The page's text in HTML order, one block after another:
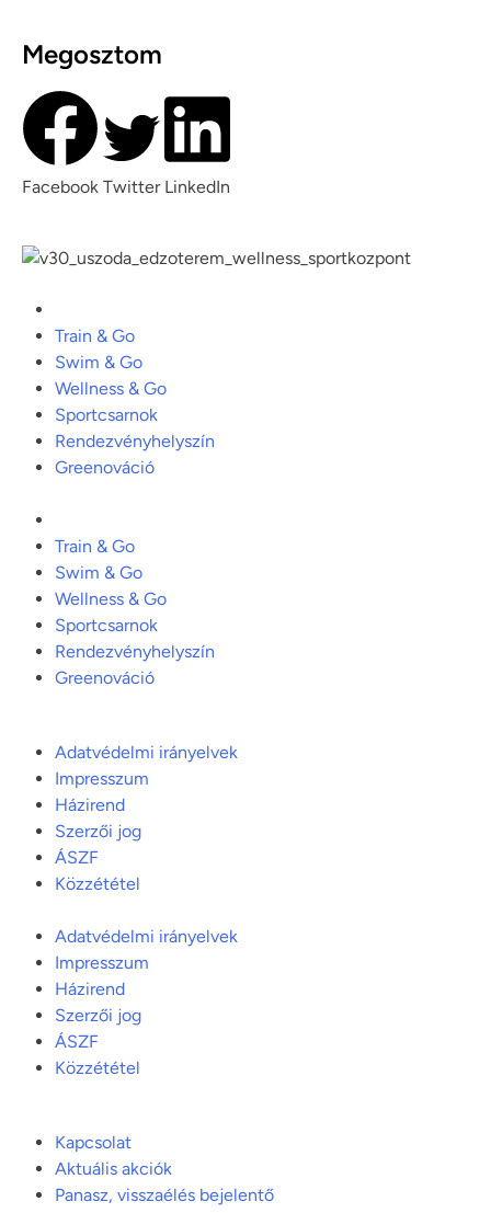
Megosztom
Facebook Twitter LinkedIn
Train & Go
Swim & Go
Wellness & Go
Sportcsarnok
Rendezvényhelyszín
Greenováció
Train & Go
Swim & Go
Wellness & Go
Sportcsarnok
Rendezvényhelyszín
Greenováció
Adatvédelmi irányelvek
Impresszum
Házirend
Szerzői jog
ÁSZF
Közzététel
Adatvédelmi irányelvek
Impresszum
Házirend
Szerzői jog
ÁSZF
Közzététel
Kapcsolat
Aktuális akciók
Panasz, visszaélés bejelentő